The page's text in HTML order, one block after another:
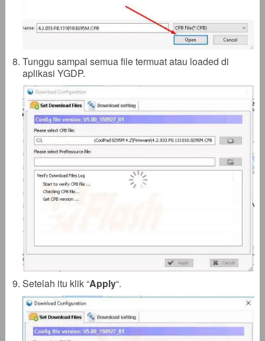
Tunggu sampai semua file termuat atau loaded di
aplikasi YGDP.
Setelah itu klik “Apply“.